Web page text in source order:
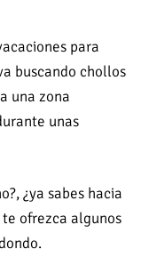
para
buscando chollos
una zona
unas
¿ya sabes hacia
ofrezca algunos